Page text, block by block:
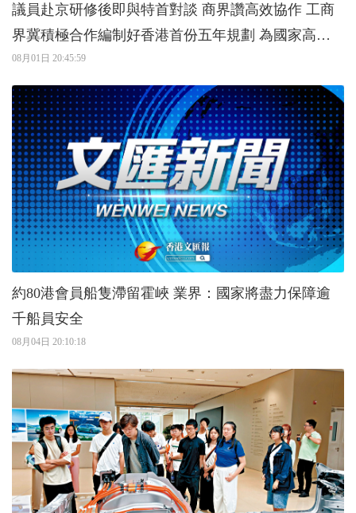
議員赴京研修後即與特首對談 商界讚高效協作 工商
界冀積極合作編制好香港首份五年規劃 為國家高質
量發展貢獻力量
08月01日 20:45:59
約80港會員船隻滯留霍峽 業界：國家將盡力保障逾
千船員安全
08月04日 20:10:18